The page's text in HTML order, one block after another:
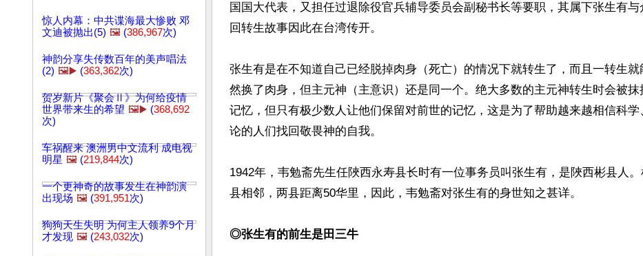
惊人内幕：中共谍海最大惨败 邓
文迪被抛出(5) 🖼️ (386,967次)
神韵分享失传数百年的美声唱法
(2) 🖼️▶️ (363,362次)
贺岁新片《聚会Ⅱ》为何给疫情
世界带来生的希望 🖼️▶️ (368,692
次)
车祸醒来 澳洲男中文流利 成电视
明星 🖼️ (219,844次)
一个更神奇的故事发生在神韵演
出现场 🖼️ (391,951次)
狗狗天生失明 为何主人领养9个月
才发现 🖼️ (243,032次)
国国大代表，又担任过退除役官兵辅导委员会副秘书长等要职，其属下张生有
回转生故事因此在台湾传开。
张生有是在不知道自己已经脱掉肉身（死亡）的情况下就转生了，而且一转生就
然换了肉身，但主元神（主意识）还是同一个。绝大多数的主元神转生时会被抹
记忆，但只有极少数人让他们保留对前世的记忆，这是为了帮助越来越相信科学
论的人们找回敬畏神的自我。
1942年，韦勉斋先生任陜西永寿县长时有一位事务员叫张生有，是陜西彬县人
县相邻，两县距离50华里，因此，韦勉斋对张生有的身世知之甚详。
◎张生有的前生是田三牛